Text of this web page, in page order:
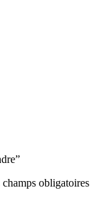
champs obligatoires